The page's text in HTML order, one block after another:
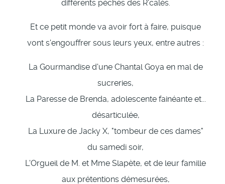
différents péchés des R'calés.
Et ce petit monde va avoir fort à faire, puisque
vont s'engouffrer sous leurs yeux, entre autres :
La Gourmandise d'une Chantal Goya en mal de
sucreries,
La Paresse de Brenda, adolescente fainéante et...
désarticulée,
La Luxure de Jacky X, "tombeur de ces dames"
du samedi soir,
L'Orgueil de M. et Mme Slapète, et de leur famille
aux prétentions démesurées,